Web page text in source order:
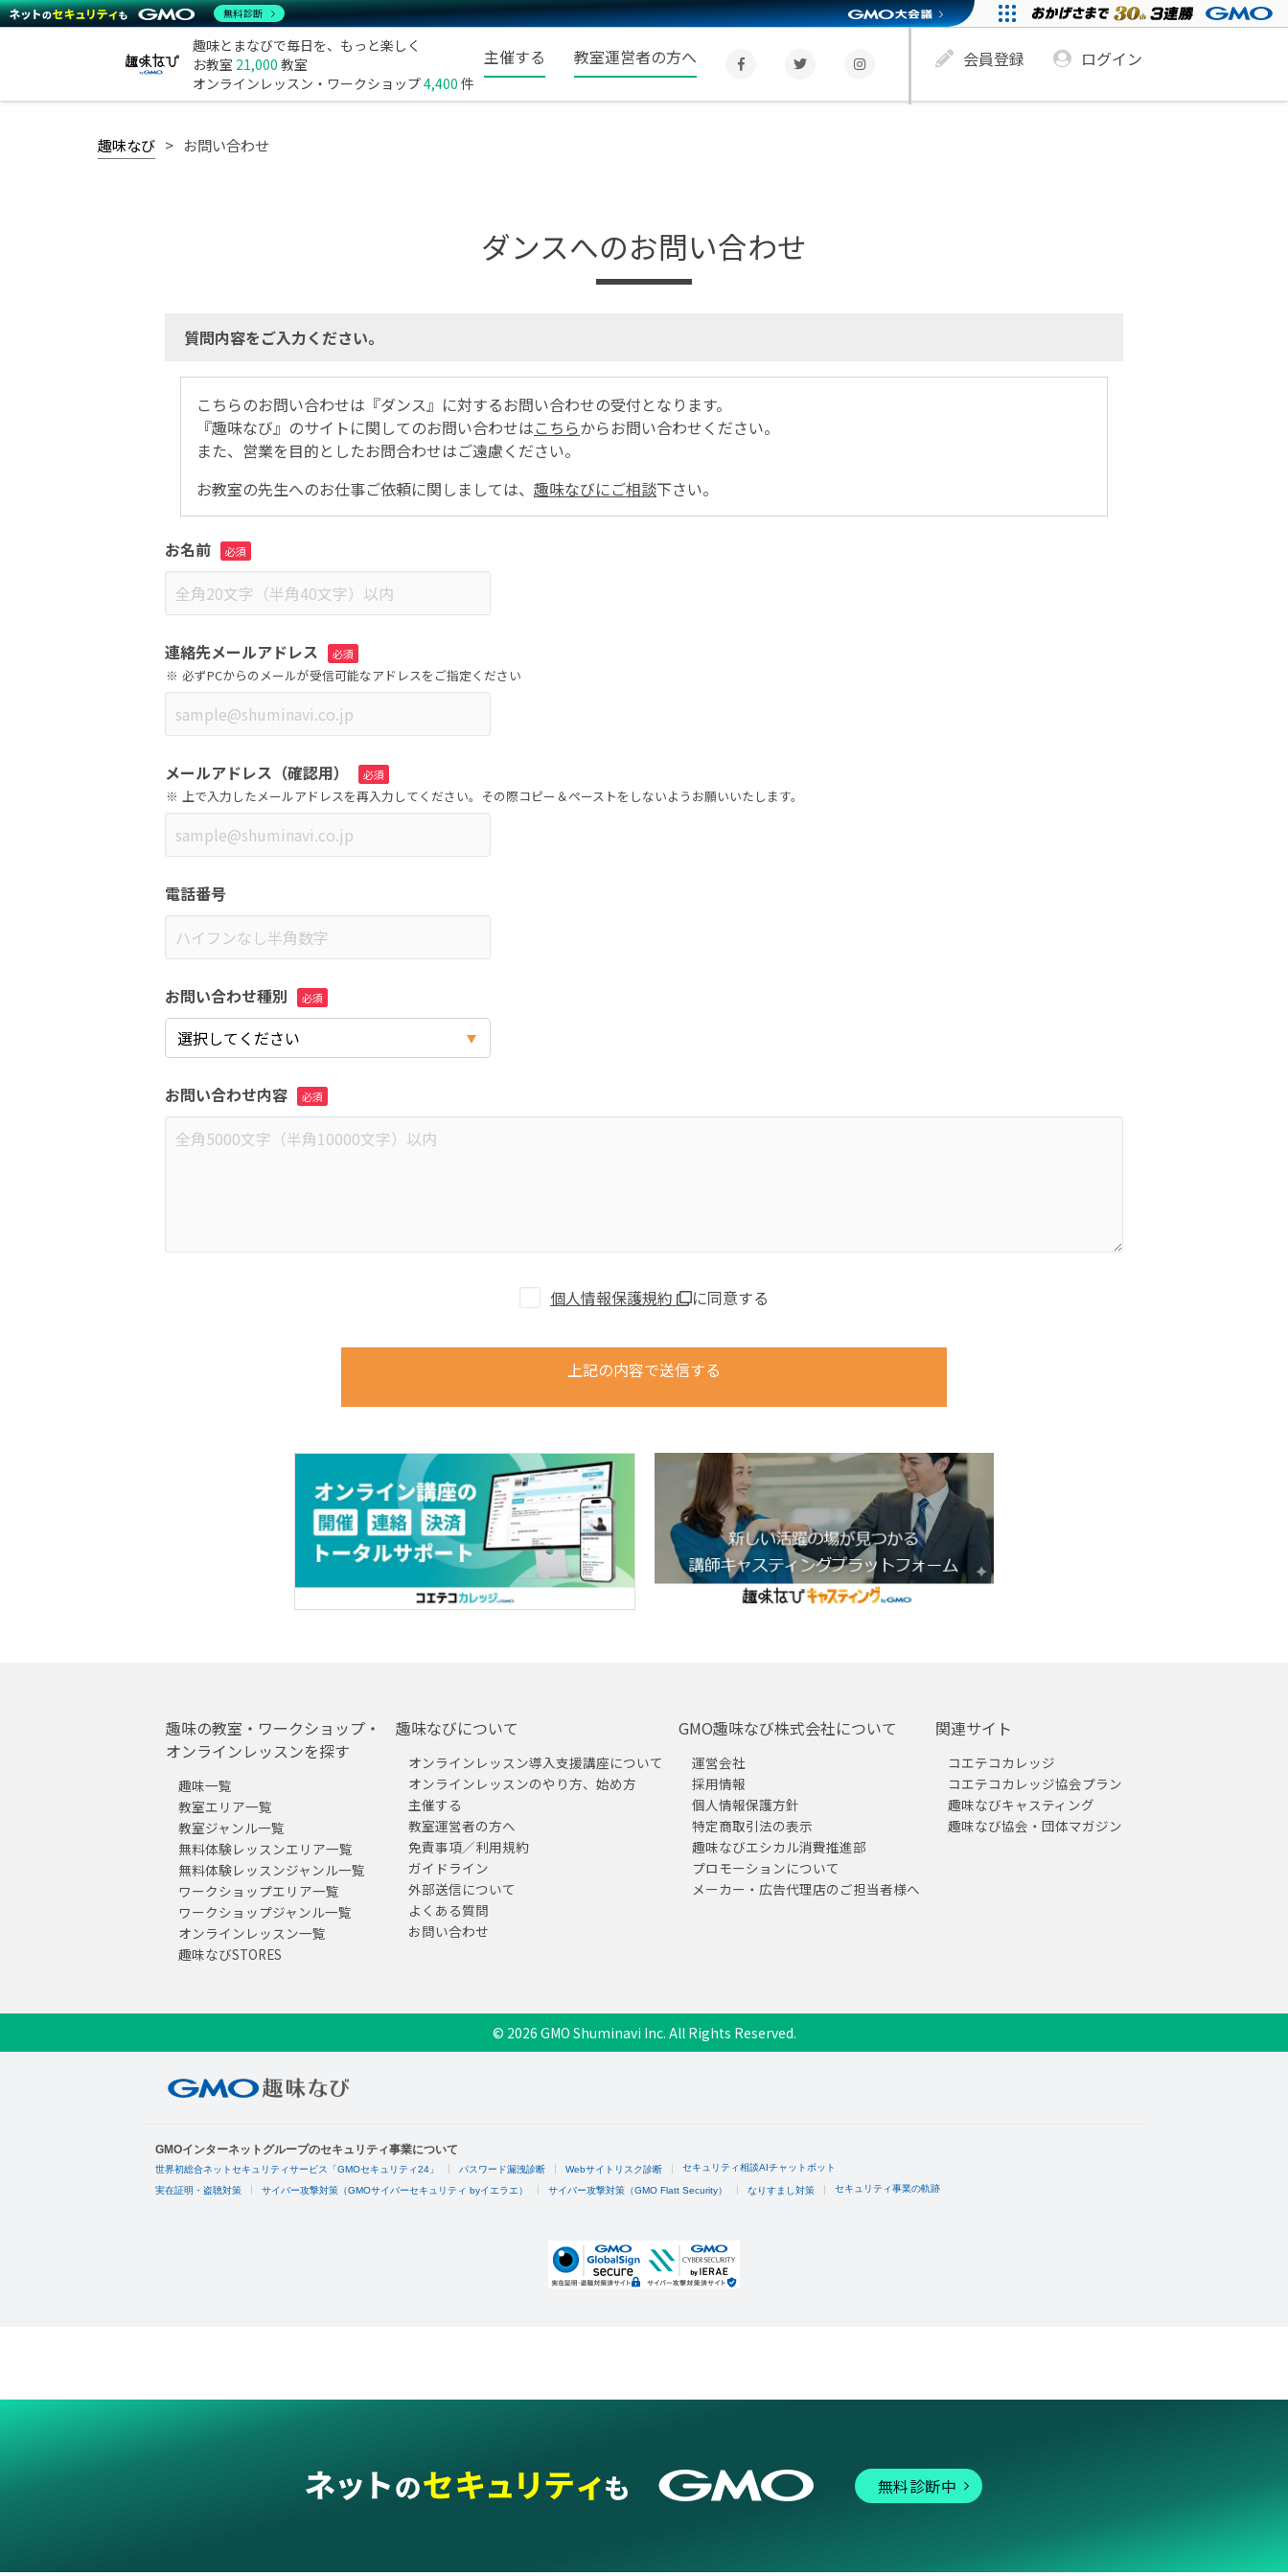
趣味とまなびで毎日を、もっと楽しく
お教室 21,000 教室
オンラインレッスン・ワークショップ4,400 件
主催する 教室運営者の方へ 会員登録 ログイン
趣味なび お問い合わせ
ダンスへのお問い合わせ
質問内容をご入力ください。
こちらのお問い合わせは『ダンス』に対するお問い合わせの受付となります。
『趣味なび』のサイトに関してのお問い合わせはこちらからお問い合わせください。
また、営業を目的としたお問合わせはご遠慮ください。
お教室の先生へのお仕事ご依頼に関しましては、 趣味なびにご相談下さい。
お名前
連絡先メールアドレス
必ずPCからのメールが受信可能なアドレスをご指定ください
メールアドレス（確認用）
上で入力したメールアドレスを再入力してください。その際コピー＆ペーストをしないようお願いいたします。
電話番号
お問い合わせ種別
お問い合わせ内容
個人情報保護規約 に同意する
上記の内容で送信する
趣味の教室・ワークショップ・
オンラインレッスンを探す
趣味一覧
教室エリア一覧
教室ジャンル一覧
無料体験レッスンエリア一覧
無料体験レッスンジャンル一覧
ワークショップエリア一覧
ワークショップジャンル一覧
オンラインレッスン一覧
趣味なびSTORES
趣味なびについて
オンラインレッスン導入支援講座について
オンラインレッスンのやり方、始め方
主催する
教室運営者の方へ
免責事項／利用規約
ガイドライン
外部送信について
よくある質問
お問い合わせ
GMO趣味なび株式会社について
運営会社
採用情報
個人情報保護方針
特定商取引法の表示
趣味なびエシカル消費推進部
プロモーションについて
メーカー・広告代理店のご担当者様へ
関連サイト
コエテコカレッジ
コエテコカレッジ協会プラン
趣味なびキャスティング
趣味なび協会・団体マガジン
© 2026 GMO Shuminavi Inc. All Rights Reserved.
無料診断中
無料診断